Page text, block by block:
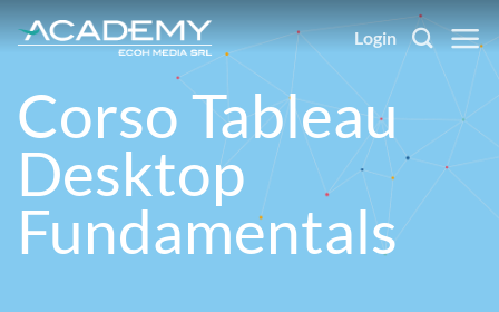
Salta
Login
Corso Tableau
Desktop
Fundamentals